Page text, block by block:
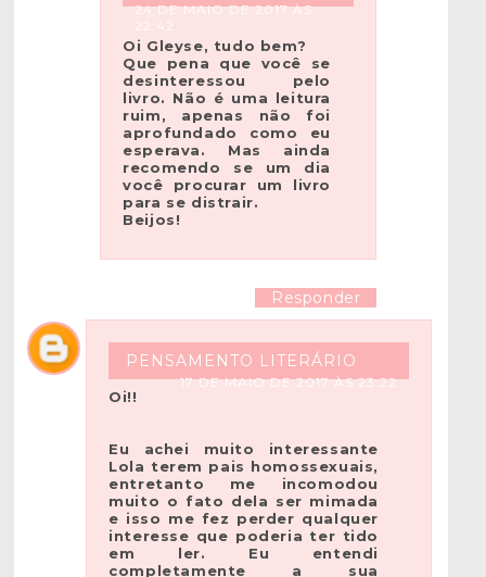
24 DE MAIO DE 2017 ÀS
22:42
Oi Gleyse, tudo bem?
Que pena que você se
desinteressou pelo
livro. Não é uma leitura
ruim, apenas não foi
aprofundado como eu
esperava. Mas ainda
recomendo se um dia
você procurar um livro
para se distrair.
Beijos!
Responder
PENSAMENTO LITERÁRIO
17 DE MAIO DE 2017 ÀS 23:22
Oi!!
Eu achei muito interessante
Lola terem pais homossexuais,
entretanto me incomodou
muito o fato dela ser mimada
e isso me fez perder qualquer
interesse que poderia ter tido
em ler. Eu entendi
completamente a sua